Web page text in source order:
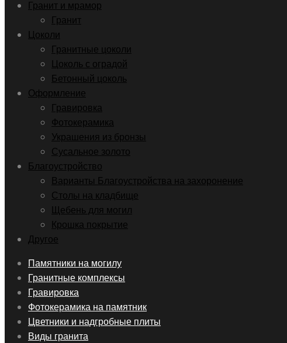
Гранит и мрамор
Гранит
Цоколи
Гранитные цоколи
Цоколь с оградой
Бетонный цоколь
Оформление
Гравировка
Фотокерамика
Украшения из бронзы
Сусальное золото
Благоустройство
Варианты Благоустройства на захоронение
Столы на кладбище
Щебень для могил
Крошка покрытие
Другое
Skip
content
Памятники на могилу
Гранитные комплексы
Гравировка
Фотокерамика на памятник
Цветники и надгробные плиты
Виды гранита